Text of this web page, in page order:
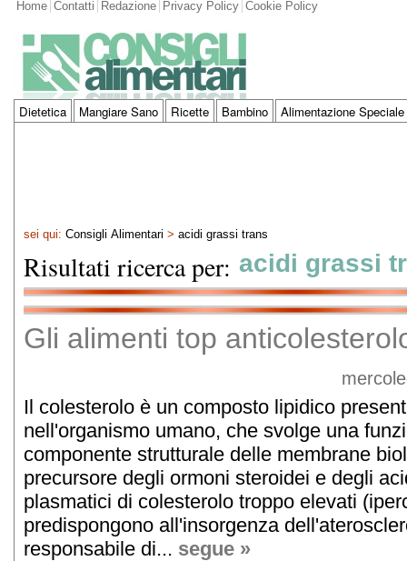
Home Contatti Redazione Privacy Policy Cookie Policy
Dietetica Mangiare Sano Ricette Bambino Alimentazione Speciale
sei qui: Consigli Alimentari > acidi grassi trans
Risultati ricerca per: acidi grassi
Gli alimenti top
Il colesterolo è un composto lipidico
nell'organismo umano, che svolge una
componente strutturale delle membrane
precursore degli ormoni steroidei e degli
plasmatici di colesterolo troppo elevati
predispongono all'insorgenza
responsabile di... segue »